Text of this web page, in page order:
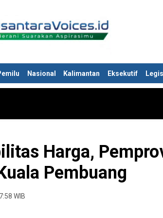
Nasional Kalimantan Eksekutif
Harga,
Pembuang
WIB